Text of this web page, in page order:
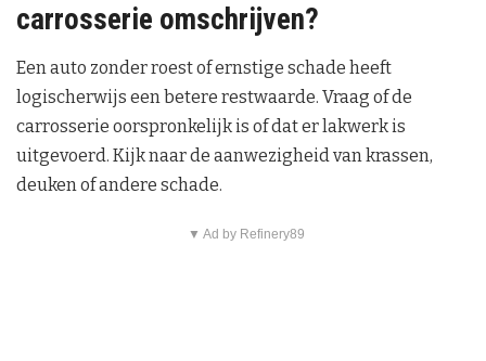
carrosserie omschrijven?
Een auto zonder roest of ernstige schade heeft
logischerwijs een betere restwaarde. Vraag of de
carrosserie oorspronkelijk is of dat er lakwerk is
uitgevoerd. Kijk naar de aanwezigheid van krassen,
deuken of andere schade.
▼ Ad by Refinery89